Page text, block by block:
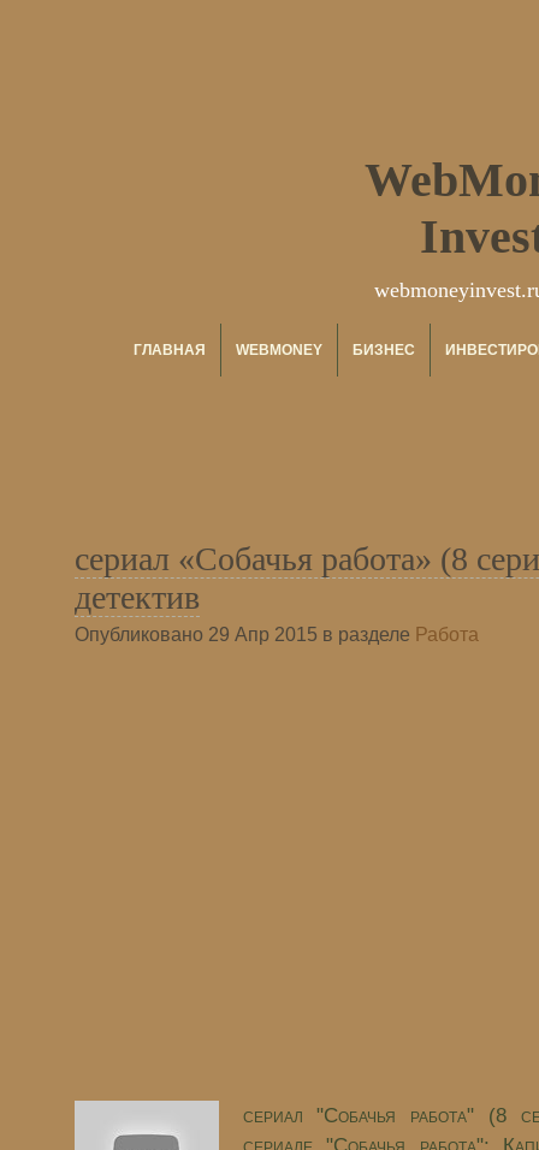
ГЛАВНАЯ WEBMONEY БИЗНЕС
сериал «Собачья работа» (8
детектив
Опубликовано 29 Апр 2015 в разделе Работа
сериал "Собачья работа" (8
сериале "Собачья работа":